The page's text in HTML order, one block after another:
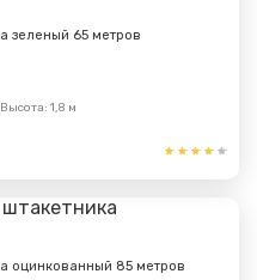
зеленый 65 метров
Высота: 1,8 м
оцинкованный 85 метров